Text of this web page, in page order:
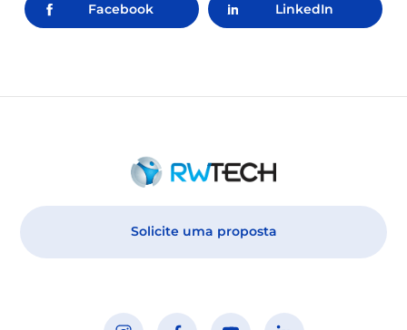
Facebook LinkedIn
Solicite uma proposta